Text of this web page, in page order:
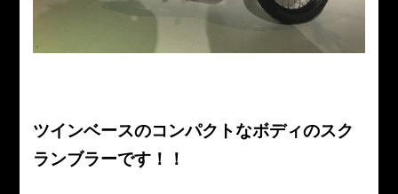
ツインベースのコンパクトなボディのスク
ランブラーです！！